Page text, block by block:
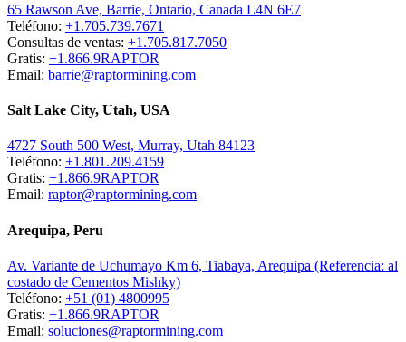
65 Rawson Ave, Barrie, Ontario, Canada L4N 6E7
Teléfono: +1.705.739.7671
Consultas de ventas: +1.705.817.7050
Gratis: +1.866.9RAPTOR
Email: barrie@raptormining.com
Salt Lake City, Utah, USA
4727 South 500 West, Murray, Utah 84123
Teléfono: +1.801.209.4159
Gratis: +1.866.9RAPTOR
Email: raptor@raptormining.com
Arequipa, Peru
Av. Variante de Uchumayo Km 6, Tiabaya, Arequipa (Referencia: al
costado de Cementos Mishky)
Teléfono: +51 (01) 4800995
Gratis: +1.866.9RAPTOR
Email: soluciones@raptormining.com